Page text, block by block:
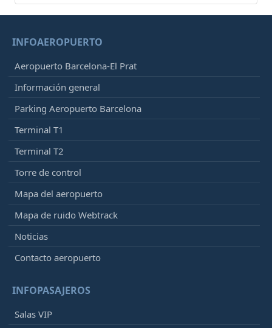
INFOAEROPUERTO
Aeropuerto Barcelona-El Prat
Información general
Parking Aeropuerto Barcelona
Terminal T1
Terminal T2
Torre de control
Mapa del aeropuerto
Mapa de ruido Webtrack
Noticias
Contacto aeropuerto
INFOPASAJEROS
Salas VIP